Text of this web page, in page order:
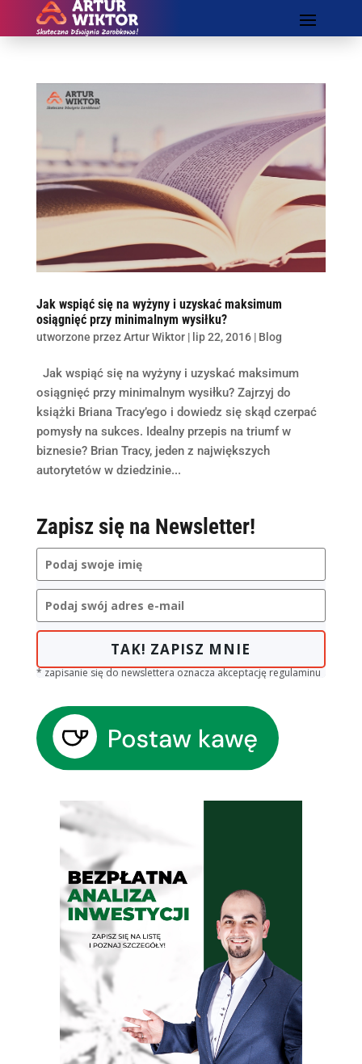
Jak wspiąć się na wyżyny i uzyskać maksimum
osiągnięć przy minimalnym wysiłku?
utworzone przezArtur Wiktor| lip 22, 2016| Blog
Jak wspiąć się na wyżyny i uzyskać maksimum
osiągnięć przy minimalnym wysiłku? Zajrzyj do
książki Briana Tracy’ego i dowiedz się skąd czerpać
pomysły na sukces. Idealny przepis na triumf w
biznesie? Brian Tracy, jeden z największych
autorytetów w dziedzinie...
Zapisz się na Newsletter!
TAK! ZAPISZ MNIE
* zapisanie się do newslettera oznacza akceptację regulaminu